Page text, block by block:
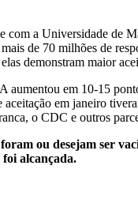
a Universidade de
de 70 milhões de
demonstram maior
aumentou em 10-15
em janeiro
o CDC e outros
ou desejam ser
foi alcançada.